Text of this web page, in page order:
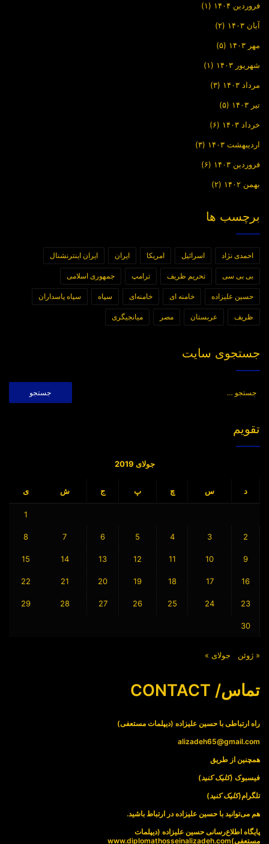
فروردین ۱۴۰۴ (۱)
آبان ۱۴۰۳ (۲)
مهر ۱۴۰۳ (۵)
شهریور ۱۴۰۳ (۱)
مرداد ۱۴۰۳ (۳)
تیر ۱۴۰۳ (۵)
خرداد ۱۴۰۳ (۶)
اردیبهشت ۱۴۰۳ (۳)
فروردین ۱۴۰۳ (۶)
بهمن ۱۴۰۲ (۲)
برچسب ها
احمدی نژاد اسرائیل امریکا ایران ایران اینترنشنال
بی بی سی تحریم ظریف ترامپ جمهوری اسلامی
حسین علیزاده خامنه ای خامنه‌ای سپاه سپاه پاسداران
ظریف عربستان مصر میانجیگری
جستجوی سایت
برای:
تقویم
جولای 2019
د س چ پ ج ش ی
1
2
3
4
5
6
7
8
9
10
11
12
13
14
15
16
17
18
19
20
21
22
23
24
25
26
27
28
29
30
« ژوئن جولای »
تماس/ CONTACT
راه ارتباطی با حسین علیزاده (دیپلمات مستعفی)
alizadeh65@gmail.com
همچنین از طریق
فیسبوک (کلیک کنید)
تلگرام(کلیک کنید)
هم می‌توانید با حسین علیزاده در ارتباط باشید.
پایگاه اطلاع‌رسانی حسین علیزاده (دیپلمات
مستعفی)www.diplomathosseinalizadeh.com